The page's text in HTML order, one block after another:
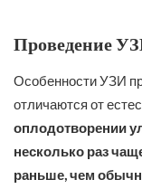
Проведение
Особенности УЗИ
отличаются от
оплодотворении
несколько раз
раньше, чем